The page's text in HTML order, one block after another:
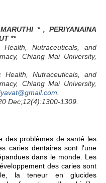
* , PERIYANAINA
**
Nutraceuticals, and
Chiang Mai University,
Nutraceuticals, and
Chiang Mai University,
Dec;12(4):1300-1309.
des problèmes de santé les
caries dentaires sont l'une
dans le monde. Les
des caries sont
la teneur en glucides